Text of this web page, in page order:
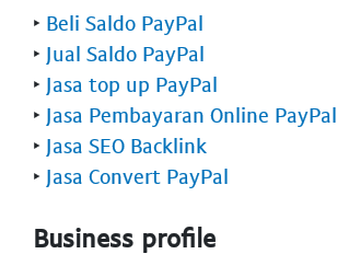
‣ Beli Saldo PayPal
‣ Jual Saldo PayPal
‣ Jasa top up PayPal
‣ Jasa Pembayaran Online PayPal
‣ Jasa SEO Backlink
‣ Jasa Convert PayPal
Business profile